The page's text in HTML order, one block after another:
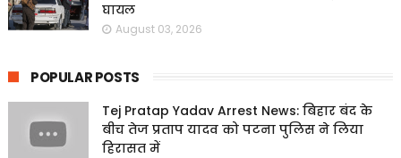
घायल
August 03, 2026
POPULAR POSTS
Tej Pratap Yadav Arrest News: बिहार बंद के
बीच तेज प्रताप यादव को पटना पुलिस ने लिया
हिरासत में